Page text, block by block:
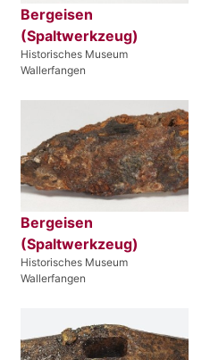
Bergeisen
(Spaltwerkzeug)
Historisches Museum
Wallerfangen
Bergeisen
(Spaltwerkzeug)
Historisches Museum
Wallerfangen